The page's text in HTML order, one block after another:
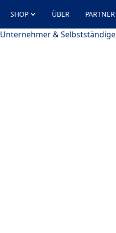
SHOP ÜBER PARTNER
Unternehmer & Selbstständige